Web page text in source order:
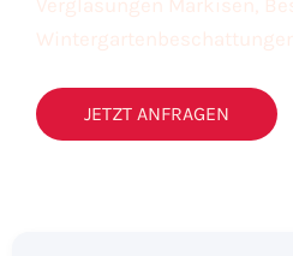
JETZT ANFRAGEN